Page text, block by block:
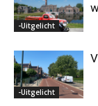
-Uitgelicht
-Uitgelicht